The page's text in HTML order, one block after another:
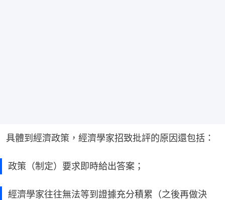
具體到經濟政策，經濟學家招致批評的原因還包括：
政策（制定）要求即時給出答案；
經濟學家往往無法等到證據充分積累（之後再做決